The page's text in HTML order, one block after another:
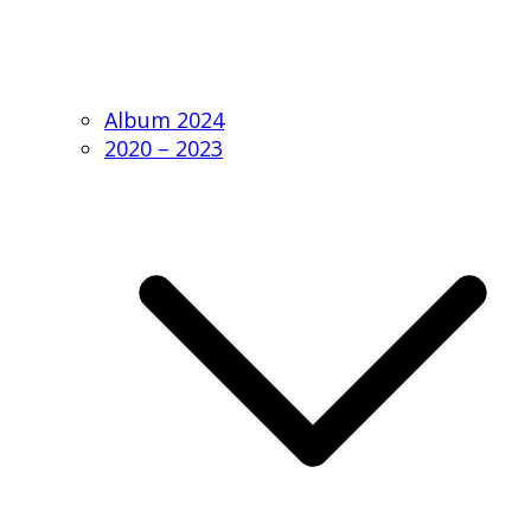
Album 2024
2020 – 2023